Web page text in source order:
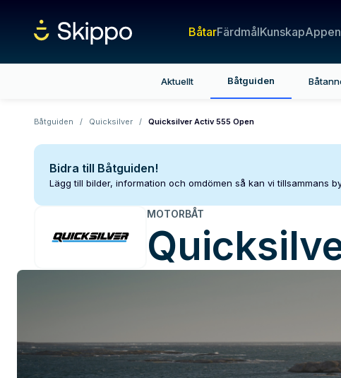
BåtarFärdmålKunskapAppen
Aktuellt Båtguiden
Båtguiden / Quicksilver / Quicksilver Activ 555 Open
Bidra till Båtguiden!
Lägg till bilder, information och omdömen så kan vi tillsammans
MOTORBÅT